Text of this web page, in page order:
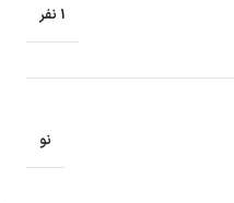
1 نفر
نو